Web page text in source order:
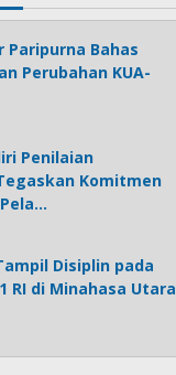
Paripurna Bahas
Perubahan KUA-
Penilaian
Komitmen
Disiplin pada
RI di Minahasa Utara